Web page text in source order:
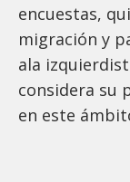
encuestas,
migración y
ala
considera su
en este